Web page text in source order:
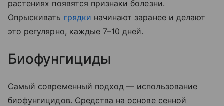
растениях появятся признаки болезни.
Опрыскивать грядки начинают заранее и делают
это регулярно, каждые 7–10 дней.
Биофунгициды
Самый современный подход — использование
биофунгицидов. Средства на основе сенной